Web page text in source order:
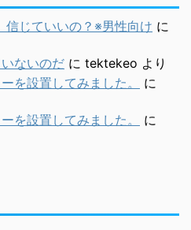
信じていいの？※男性向け に
ないのだ に tektekeo より
を設置してみました。
に
を設置してみました。
に